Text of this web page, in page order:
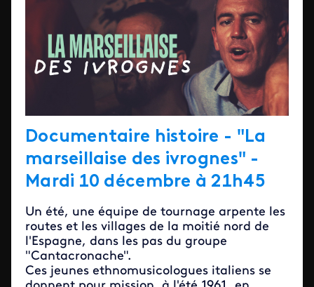
Documentaire histoire - "La
marseillaise des ivrognes" -
Mardi 10 décembre à 21h45
Un été, une équipe de tournage arpente les
routes et les villages de la moitié nord de
l'Espagne, dans les pas du groupe
"Cantacronache".
Ces jeunes ethnomusicologues italiens se